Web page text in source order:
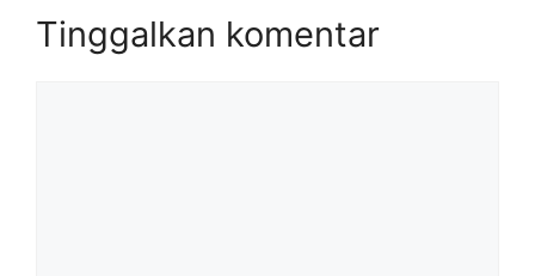
Tinggalkan komentar